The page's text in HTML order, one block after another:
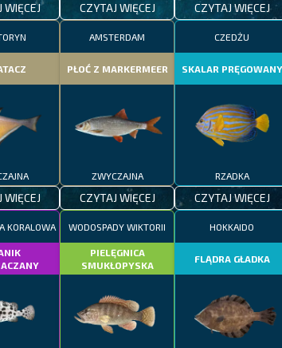
WIĘCEJ CZYTAJ WIĘCEJ CZYTAJ WIĘCEJ
WIĘCEJ
AMSTERDAM
PŁOĆ Z MARKERMEER
ZWYCZAJNA
CZYTAJ WIĘCEJ
CZEDŻU
SKALAR PRĘGOWANY
RZADKA
CZYTAJ WIĘCEJ
KORALOWA WODOSPADY WIKTORII
PIELĘGNICA
SMUKŁOPYSKA
HOKKAIDO
FLĄDRA GŁADKA